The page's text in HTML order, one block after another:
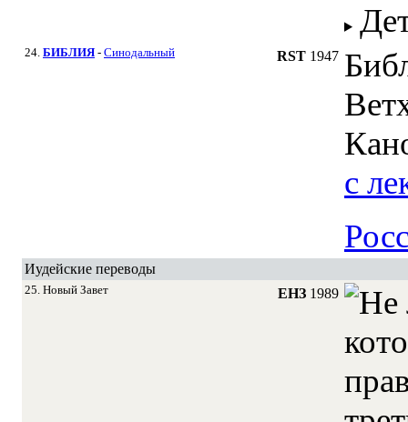
24. БИБЛИЯ - Синодальный RST 1947
c
Иудейские переводы
25. Новый Завет ЕНЗ 1989